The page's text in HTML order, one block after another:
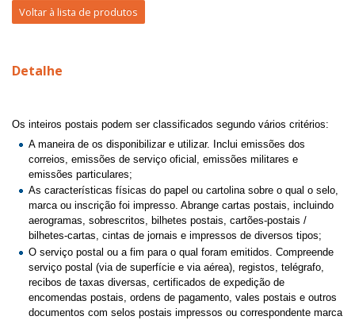
Voltar à lista de produtos
Detalhe
Os inteiros postais podem ser classificados segundo vários critérios:
A maneira de os disponibilizar e utilizar. Inclui emissões dos
correios, emissões de serviço oficial, emissões militares e
emissões particulares;
As características físicas do papel ou cartolina sobre o qual o selo,
marca ou inscrição foi impresso. Abrange cartas postais, incluindo
aerogramas, sobrescritos, bilhetes postais, cartões-postais /
bilhetes-cartas, cintas de jornais e impressos de diversos tipos;
O serviço postal ou a fim para o qual foram emitidos. Compreende
serviço postal (via de superfície e via aérea), registos, telégrafo,
recibos de taxas diversas, certificados de expedição de
encomendas postais, ordens de pagamento, vales postais e outros
documentos com selos postais impressos ou correspondente marca